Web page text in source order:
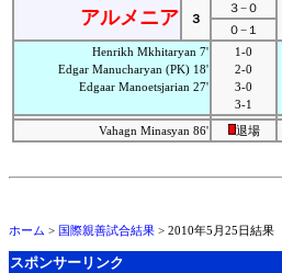
アルメニア ３
３−０
０−１
Henrikh Mkhitaryan 7'
Edgar Manucharyan (PK) 18'
Edgaar Manoetsjarian 27'
1-0
2-0
3-0
3-1
Vahagn Minasyan 86'
退場
ホーム > 国際親善試合結果 > 2010年5月25日結果
スポンサーリンク